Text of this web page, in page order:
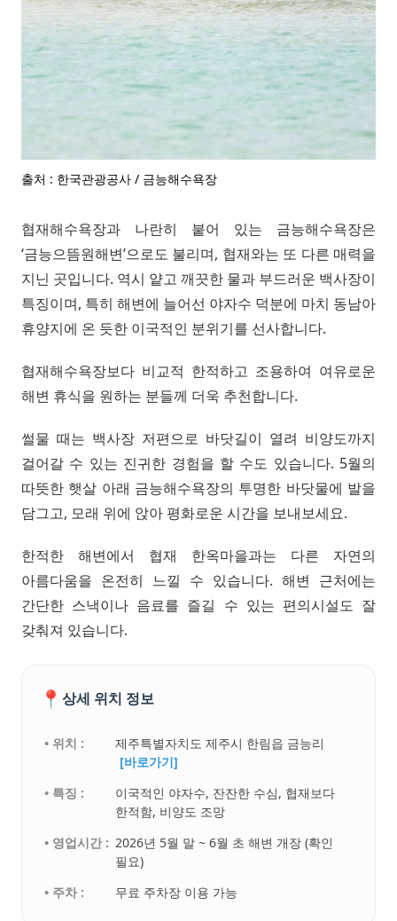
출처 : 한국관광공사 / 금능해수욕장
협재해수욕장과 나란히 붙어 있는 금능해수욕장은
‘금능으뜸원해변’으로도 불리며, 협재와는 또 다른 매력을
지닌 곳입니다. 역시 얕고 깨끗한 물과 부드러운 백사장이
특징이며, 특히 해변에 늘어선 야자수 덕분에 마치 동남아
휴양지에 온 듯한 이국적인 분위기를 선사합니다.
협재해수욕장보다 비교적 한적하고 조용하여 여유로운
해변 휴식을 원하는 분들께 더욱 추천합니다.
썰물 때는 백사장 저편으로 바닷길이 열려 비양도까지
걸어갈 수 있는 진귀한 경험을 할 수도 있습니다. 5월의
따뜻한 햇살 아래 금능해수욕장의 투명한 바닷물에 발을
담그고, 모래 위에 앉아 평화로운 시간을 보내보세요.
한적한 해변에서 협재 한옥마을과는 다른 자연의
아름다움을 온전히 느낄 수 있습니다. 해변 근처에는
간단한 스낵이나 음료를 즐길 수 있는 편의시설도 잘
갖춰져 있습니다.
📍 상세 위치 정보
• 위치 :
제주특별자치도 제주시 한림읍 금능리
[바로가기]
• 특징 :
이국적인 야자수, 잔잔한 수심, 협재보다
한적함, 비양도 조망
• 영업시간 : 2026년 5월 말 ~ 6월 초 해변 개장 (확인
필요)
• 주차 :
무료 주차장 이용 가능